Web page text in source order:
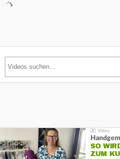
SO
ZUM